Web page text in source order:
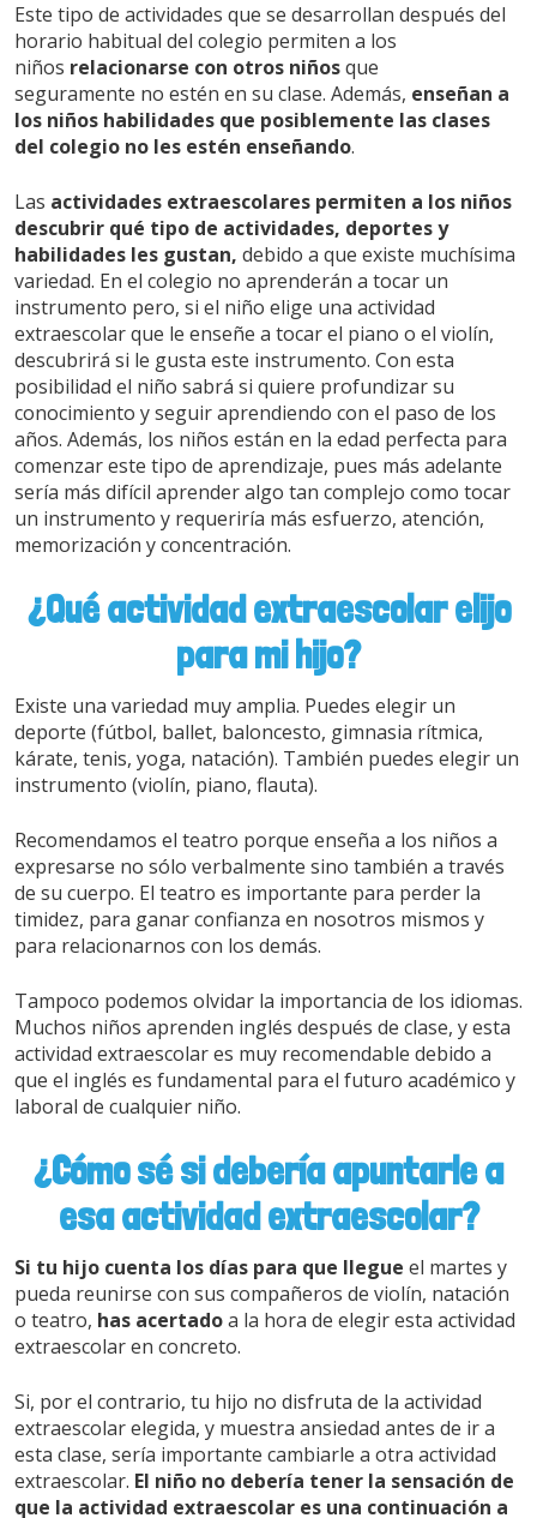
Este tipo de actividades que se desarrollan después del
horario habitual del colegio permiten a los
niños relacionarse con otros niñosque
seguramente no estén en su clase. Además, enseñan a
los niños habilidades que posiblemente las clases
del colegio no les estén enseñando.
Las actividades extraescolares permiten a los niños
descubrir qué tipo de actividades, deportes y
habilidades les gustan, debido a que existe muchísima
variedad. En el colegio no aprenderán a tocar un
instrumento pero, si el niño elige una actividad
extraescolar que le enseñe a tocar el piano o el violín,
descubrirá si le gusta este instrumento. Con esta
posibilidad el niño sabrá si quiere profundizar su
conocimiento y seguir aprendiendo con el paso de los
años. Además, los niños están en la edad perfecta para
comenzar este tipo de aprendizaje, pues más adelante
sería más difícil aprender algo tan complejo como tocar
un instrumento y requeriría más esfuerzo, atención,
memorización y concentración.
¿Qué actividad extraescolar elijo
para mi hijo?
Existe una variedad muy amplia. Puedes elegir un
deporte (fútbol, ballet, baloncesto, gimnasia rítmica,
kárate, tenis, yoga, natación). También puedes elegir un
instrumento (violín, piano, flauta).
Recomendamos el teatro porque enseña a los niños a
expresarse no sólo verbalmente sino también a través
de su cuerpo. El teatro es importante para perder la
timidez, para ganar confianza en nosotros mismos y
para relacionarnos con los demás.
Tampoco podemos olvidar la importancia de los idiomas.
Muchos niños aprenden inglés después de clase, y esta
actividad extraescolar es muy recomendable debido a
que el inglés es fundamental para el futuro académico y
laboral de cualquier niño.
¿Cómo sé si debería apuntarle a
esa actividad extraescolar?
Si tu hijo cuenta los días para que llegue el martes y
pueda reunirse con sus compañeros de violín, natación
o teatro, has acertadoa la hora de elegir esta actividad
extraescolar en concreto.
Si, por el contrario, tu hijo no disfruta de la actividad
extraescolar elegida, y muestra ansiedad antes de ir a
esta clase, sería importante cambiarle a otra actividad
extraescolar. El niño no debería tener la sensación de
que la actividad extraescolar es una continuación a